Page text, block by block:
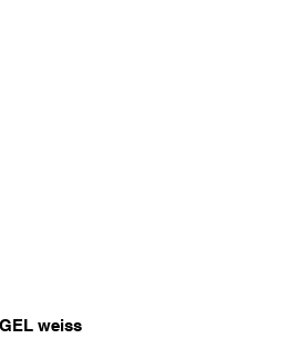
weiss